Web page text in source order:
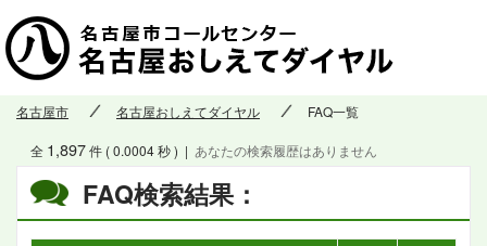
名古屋市 名古屋おしえてダイヤル FAQ一覧
FAQ検索結果：
全 1,897件 ( 0.0004 秒 ) | あなたの検索履歴はありません